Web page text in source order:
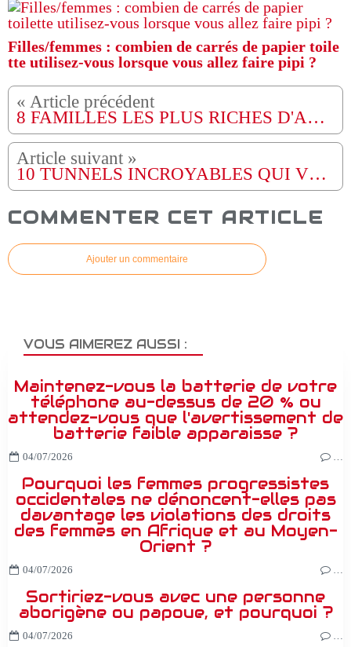
Filles/femmes : combien de carrés de papier toile
tte utilisez-vous lorsque vous allez faire pipi ?
8 FAMILLES LES PLUS RICHES D'AFRIQUE
10 TUNNELS INCROYABLES QUI VONT VOUS COUPER LE SOUFFLE
COMMENTER CET ARTICLE
Ajouter un commentaire
VOUS AIMEREZ AUSSI :
Maintenez-vous la batterie de votre
téléphone au-dessus de 20 % ou
attendez-vous que l'avertissement de
batterie faible apparaisse ?
04/07/2026
Pourquoi les femmes progressistes
occidentales ne dénoncent-elles pas
davantage les violations des droits
des femmes en Afrique et au Moyen-
Orient ?
04/07/2026
Sortiriez-vous avec une personne
aborigène ou papoue, et pourquoi ?
04/07/2026